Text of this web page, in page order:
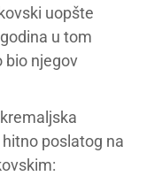
uopšte
u tom
bio njegov
poslatog na